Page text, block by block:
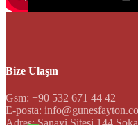
Bize Ulaşın
Gsm: +90 532 671 44 42
E-posta:
Adres: Sanayi Sitesi 144